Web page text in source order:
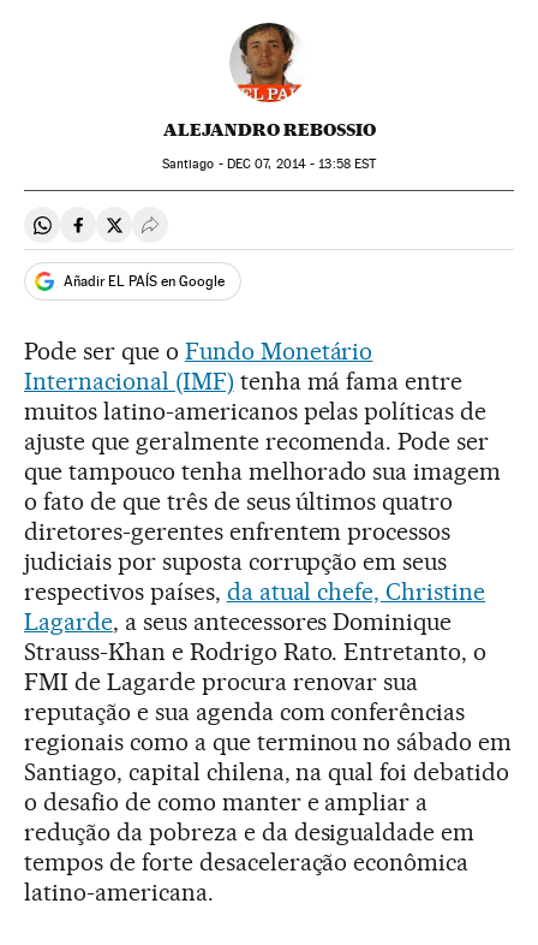
ALEJANDRO REBOSSIO
Santiago - DEC 07, 2014 - 13:58EST
Compartir en Whatsapp
Compartir en Facebook
Compartir en Twitter
Desplegar Redes Sociales
Añadir EL PAÍS en Google
Pode ser que o Fundo Monetário
Internacional (IMF) tenha má fama entre
muitos latino-americanos pelas políticas de
ajuste que geralmente recomenda. Pode ser
que tampouco tenha melhorado sua imagem
o fato de que três de seus últimos quatro
diretores-gerentes enfrentem processos
judiciais por suposta corrupção em seus
respectivos países, da atual chefe, Christine
Lagarde, a seus antecessores Dominique
Strauss-Khan e Rodrigo Rato. Entretanto, o
FMI de Lagarde procura renovar sua
reputação e sua agenda com conferências
regionais como a que terminou no sábado em
Santiago, capital chilena, na qual foi debatido
o desafio de como manter e ampliar a
redução da pobreza e da desigualdade em
tempos de forte desaceleração econômica
latino-americana.